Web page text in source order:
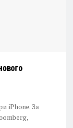
iPhone. За